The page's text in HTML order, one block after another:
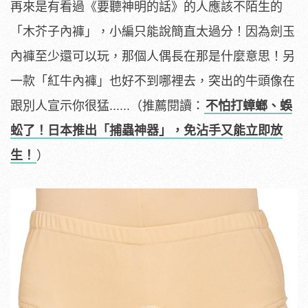
再來是有看過《要聽神明的話》的人應該不陌生的
「木芥子內褲」，小編只能說簡直太過分！因為劍玉
內褲至少還可以玩，那個人偶長在那是什麼意思！另
一款「紅牛內褲」也好不到哪裡去，突出的牛頭像在
跟別人宣示你很猛......（推薦閱讀： 不怕打蟑螂、蜈
蚣了！日本推出「捕蟲神器」，免沾手又能立即放
生！ ）